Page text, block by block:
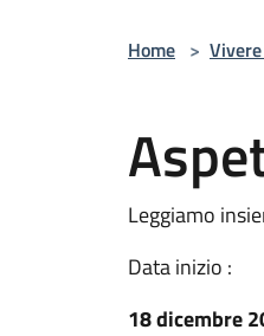
Home >
Leggiamo
Data inizio :
18 dicembre